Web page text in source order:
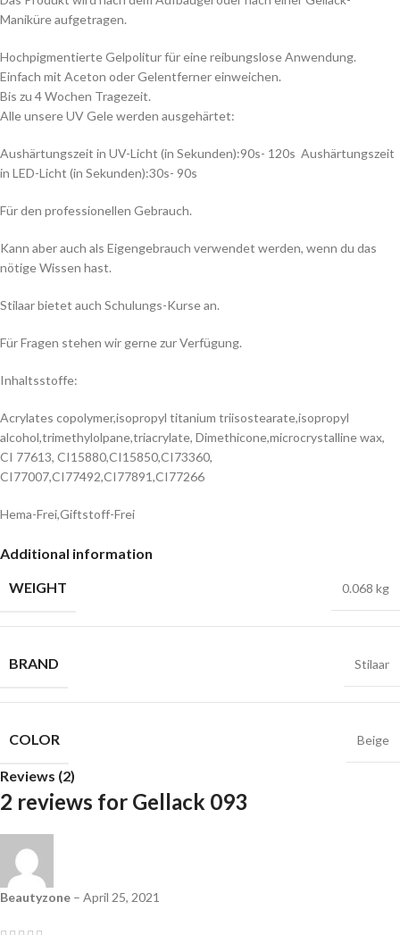
Maniküre aufgetragen.
Hochpigmentierte Gelpolitur für eine reibungslose Anwendung.
Einfach mit Aceton oder Gelentferner einweichen.
Bis zu 4 Wochen Tragezeit.
Alle unsere UV Gele werden ausgehärtet:
Aushärtungszeit in UV-Licht (in Sekunden):90s- 120s Aushärtungszeit
in LED-Licht (in Sekunden):30s- 90s
Für den professionellen Gebrauch.
Kann aber auch als Eigengebrauch verwendet werden, wenn du das
nötige Wissen hast.
Stilaar bietet auch Schulungs-Kurse an.
Für Fragen stehen wir gerne zur Verfügung.
Inhaltsstoffe:
Acrylates copolymer,isopropyl titanium triisostearate,isopropyl
alcohol,trimethylolpane,triacrylate, Dimethicone,microcrystalline wax,
CI 77613, CI15880,CI15850,CI73360,
CI77007,CI77492,CI77891,CI77266
Hema-Frei,Giftstoff-Frei
Additional information
WEIGHT
0.068 kg
BRAND Stilaar
COLOR Beige
Reviews (2)
2 reviews for Gellack 093
Beautyzone – April 25, 2021